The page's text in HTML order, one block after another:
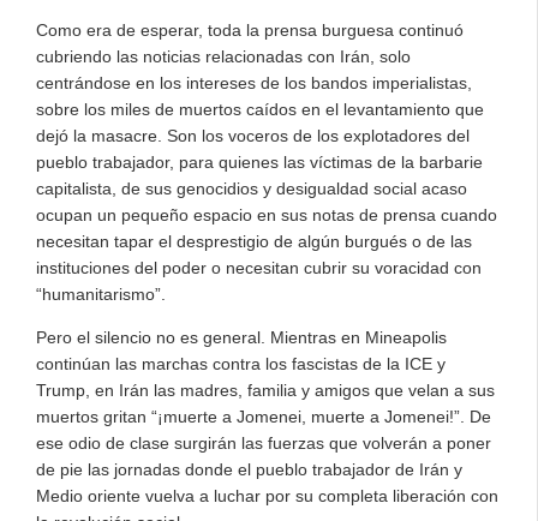
Como era de esperar, toda la prensa burguesa continuó
cubriendo las noticias relacionadas con Irán, solo
centrándose en los intereses de los bandos imperialistas,
sobre los miles de muertos caídos en el levantamiento que
dejó la masacre. Son los voceros de los explotadores del
pueblo trabajador, para quienes las víctimas de la barbarie
capitalista, de sus genocidios y desigualdad social acaso
ocupan un pequeño espacio en sus notas de prensa cuando
necesitan tapar el desprestigio de algún burgués o de las
instituciones del poder o necesitan cubrir su voracidad con
“humanitarismo”.
Pero el silencio no es general. Mientras en Mineapolis
continúan las marchas contra los fascistas de la ICE y
Trump, en Irán las madres, familia y amigos que velan a sus
muertos gritan “¡muerte a Jomenei, muerte a Jomenei!”. De
ese odio de clase surgirán las fuerzas que volverán a poner
de pie las jornadas donde el pueblo trabajador de Irán y
Medio oriente vuelva a luchar por su completa liberación con